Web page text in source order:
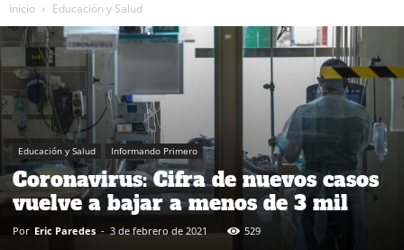
Inicio Educación y Salud
Educación y Salud Informando Primero
Coronavirus: Cifra de nuevos casos
vuelve a bajar a menos de 3 mil
Por Eric Paredes - 3 de febrero de 2021 529